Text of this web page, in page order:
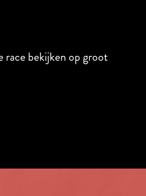
race bekijken op groot